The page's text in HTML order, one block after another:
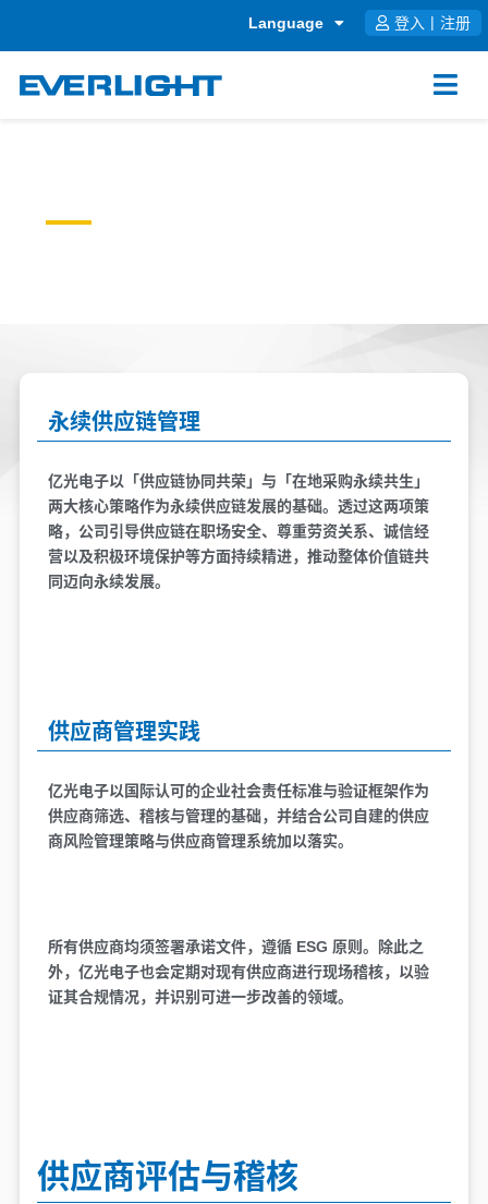
Language 登入 注册
永续供应链管理
亿光电子以「供应链协同共荣」与「在地采购永续共生」
两大核心策略作为永续供应链发展的基础。透过这两项策
略，公司引导供应链在职场安全、尊重劳资关系、诚信经
营以及积极环境保护等方面持续精进，推动整体价值链共
同迈向永续发展。
供应商管理实践
亿光电子以国际认可的企业社会责任标准与验证框架作为
供应商筛选、稽核与管理的基础，并结合公司自建的供应
商风险管理策略与供应商管理系统加以落实。
所有供应商均须签署承诺文件，遵循 ESG 原则。除此之
外，亿光电子也会定期对现有供应商进行现场稽核，以验
证其合规情况，并识别可进一步改善的领域。
供应商评估与稽核